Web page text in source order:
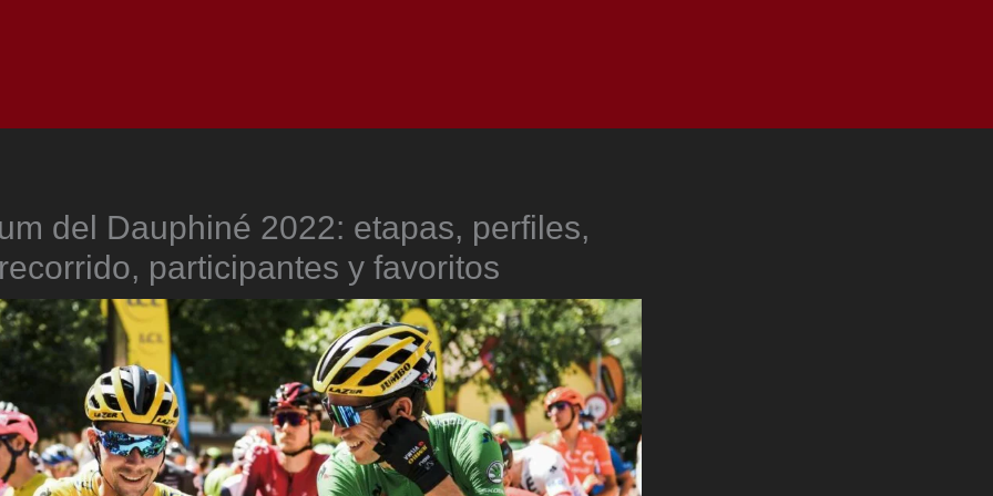
del Dauphiné 2022: etapas, perfiles,
recorrido, participantes y favoritos